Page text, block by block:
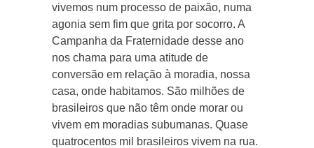
vivemos num processo de paixão, numa
agonia sem fim que grita por socorro. A
Campanha da Fraternidade desse ano
nos chama para uma atitude de
conversão em relação à moradia, nossa
casa, onde habitamos. São milhões de
brasileiros que não têm onde morar ou
vivem em moradias subumanas. Quase
quatrocentos mil brasileiros vivem na rua.